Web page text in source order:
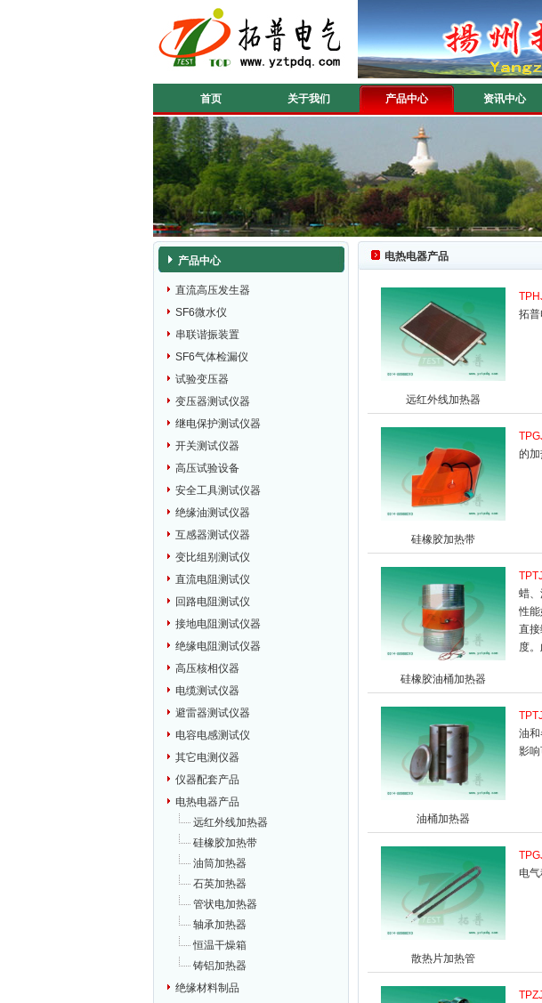
首页 关于我们 产品中心 资讯中心
产品中心
直流高压发生器
SF6微水仪
串联谐振装置
SF6气体检漏仪
试验变压器
变压器测试仪器
继电保护测试仪器
开关测试仪器
高压试验设备
安全工具测试仪器
绝缘油测试仪器
互感器测试仪器
变比组别测试仪
直流电阻测试仪
回路电阻测试仪
接地电阻测试仪器
绝缘电阻测试仪器
高压核相仪器
电缆测试仪器
避雷器测试仪器
电容电感测试仪
其它电测仪器
仪器配套产品
电热电器产品
远红外线加热器
硅橡胶加热带
油筒加热器
石英加热器
管状电加热器
轴承加热器
恒温干燥箱
铸铝加热器
绝缘材料制品
电热电器产品
远红外线加热器
拓
硅橡胶加热带
的加
硅橡胶油桶加热器
蜡
性
直
度
油桶加热器
油
影响
散热片加热管
电